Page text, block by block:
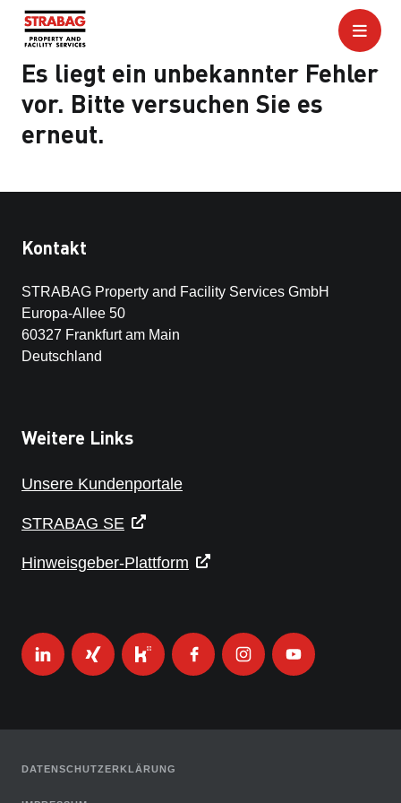
Es liegt ein unbekannter Fehler
vor. Bitte versuchen Sie es
erneut.
Kontakt
STRABAG Property and Facility Services GmbH
Europa-Allee 50
60327 Frankfurt am Main
Deutschland
Weitere Links
Unsere Kundenportale
STRABAG SE
Hinweisgeber-Plattform
DATENSCHUTZERKLÄRUNG